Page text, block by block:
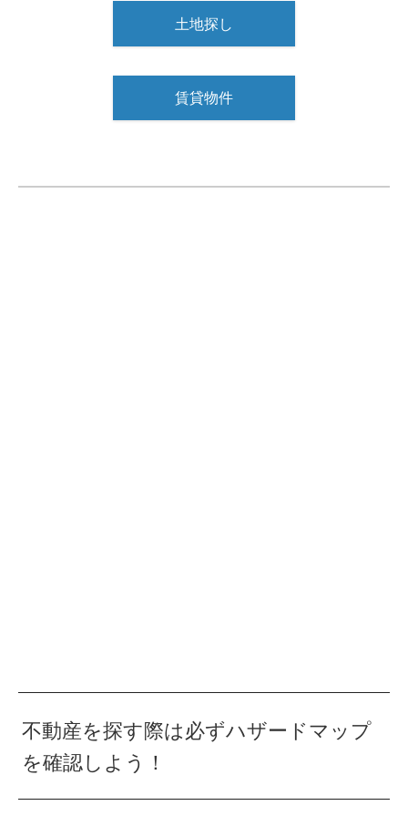
土地探し
賃貸物件
不動産を探す際は必ずハザードマップ
を確認しよう！